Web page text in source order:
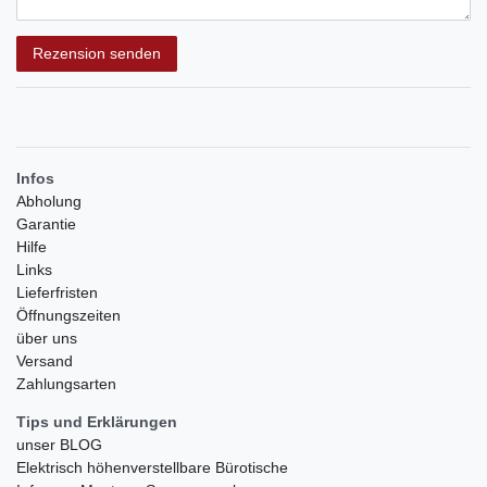
Rezension senden
Infos
Abholung
Garantie
Hilfe
Links
Lieferfristen
Öffnungszeiten
über uns
Versand
Zahlungsarten
Tips und Erklärungen
unser BLOG
Elektrisch höhenverstellbare Bürotische